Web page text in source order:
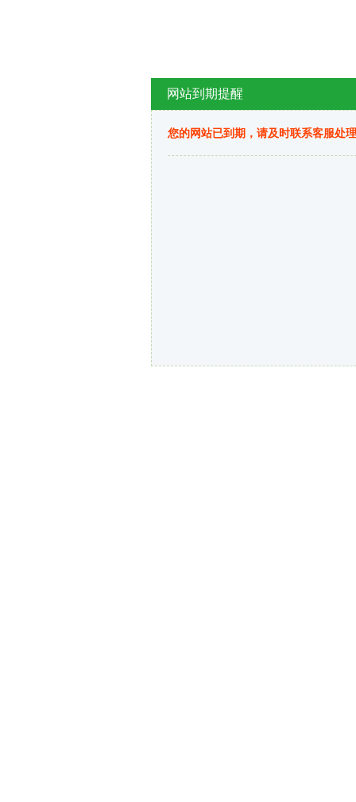
网站到期提醒
您的网站已到期，请及时联系客服处理